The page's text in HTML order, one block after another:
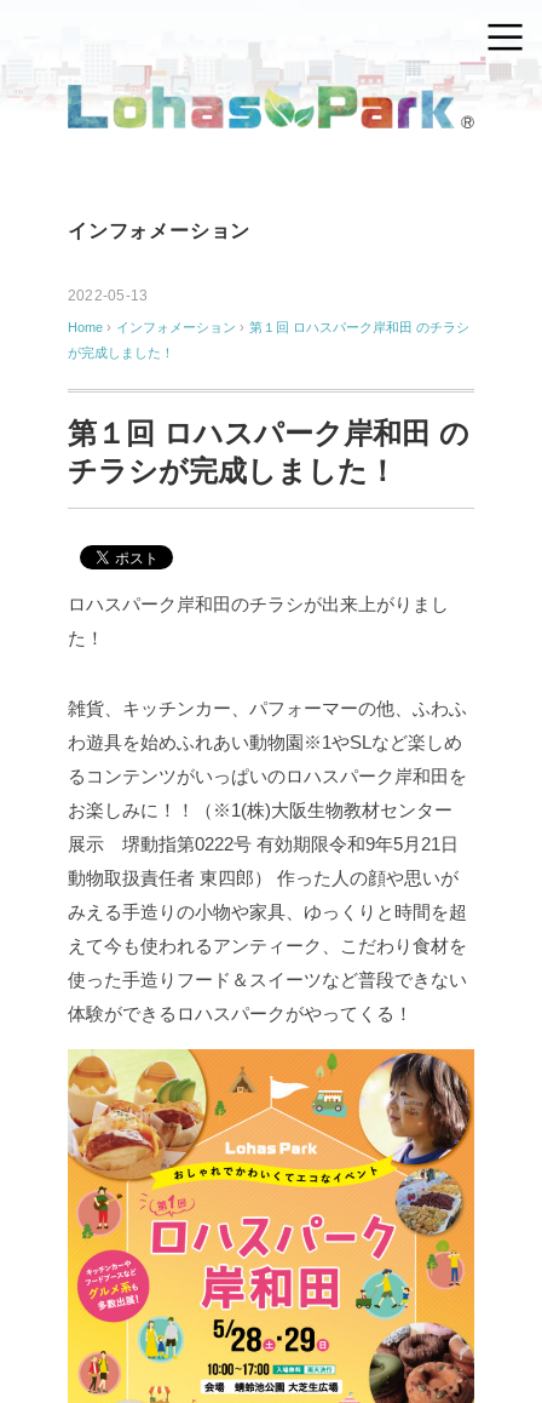
インフォメーション
2022-05-13
Home › インフォメーション › 第１回 ロハスパーク岸和田 のチラシ
が完成しました！
第１回 ロハスパーク岸和田 の
チラシが完成しました！
ロハスパーク岸和田のチラシが出来上がりまし
た！
雑貨、キッチンカー、パフォーマーの他、ふわふ
わ遊具を始めふれあい動物園※1やSLなど楽しめ
るコンテンツがいっぱいのロハスパーク岸和田を
お楽しみに！！
（※1(株)大阪生物教材センター
展示 堺動指第0222号 有効期限令和9年5月21日
動物取扱責任者 東四郎） 作った人の顔や思いが
みえる手造りの小物や家具、ゆっくりと時間を超
えて今も使われるアンティーク、こだわり食材を
使った手造りフード＆スイーツなど普段できない
体験ができるロハスパークがやってくる！